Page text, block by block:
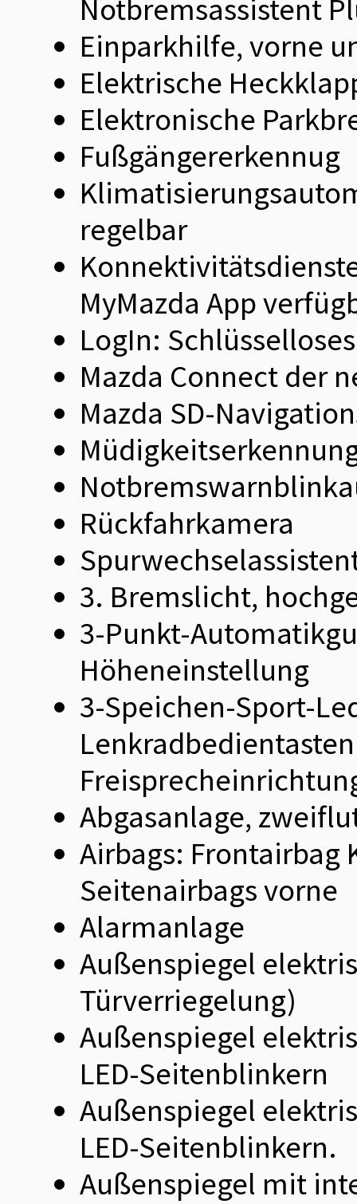
Notbremsassistent
Einparkhilfe, vorne
Elektrische
Elektronische
Fußgängererkennug
regelbar
MyMazda App
LogIn:
Mazda Connect der
Mazda SD-
Rückfahrkamera
3. Bremslicht,
3-Punkt-
Höheneinstellung
3-Speichen-Sport-
Abgasanlage,
Airbags: Frontairbag
Seitenairbags vorne
Alarmanlage
Außenspiegel
Türverriegelung)
Außenspiegel
LED-Seitenblinkern
Außenspiegel
LED-Seitenblinkern.
Außenspiegel mit